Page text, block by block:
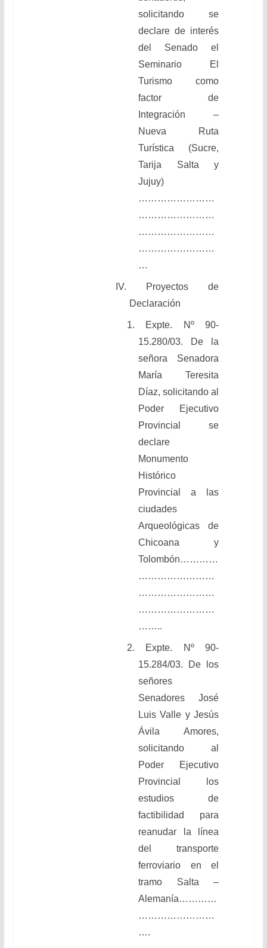
solicitando se
declare de interés
del Senado el
Seminario El
Turismo como
factor de
Integración –
Nueva Ruta
Turística (Sucre,
Tarija Salta y
Jujuy)
……………………
……………………
……………………
……………………
…
IV. Proyectos de
Declaración
1. Expte. Nº 90-
15.280/03. De la
señora Senadora
María Teresita
Díaz, solicitando al
Poder Ejecutivo
Provincial se
declare
Monumento
Histórico
Provincial a las
ciudades
Arqueológicas de
Chicoana y
Tolombón…………
……………………
……………………
……………………
……..
2. Expte. Nº 90-
15.284/03. De los
señores
Senadores José
Luis Valle y Jesús
Ávila Amores,
solicitando al
Poder Ejecutivo
Provincial los
estudios de
factibilidad para
reanudar la línea
del transporte
ferroviario en el
tramo Salta –
Alemanía…………
……………………
….